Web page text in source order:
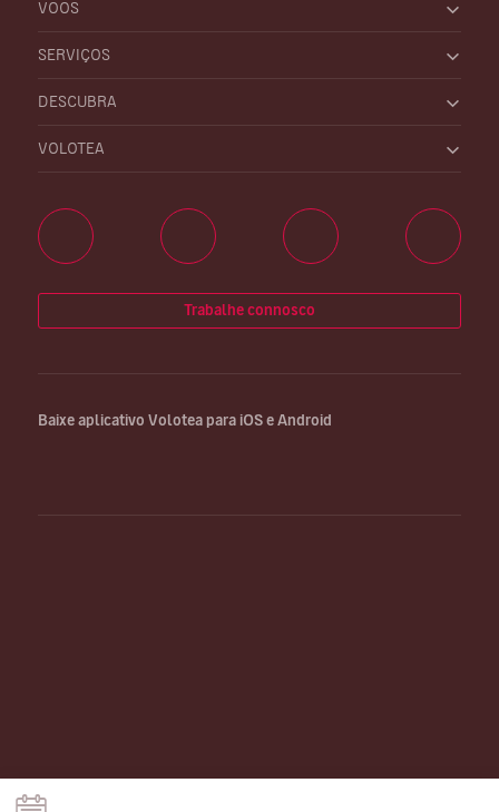
VOOS
SERVIÇOS
DESCUBRA
VOLOTEA
Trabalhe connosco
Baixe aplicativo Volotea para iOS e Android